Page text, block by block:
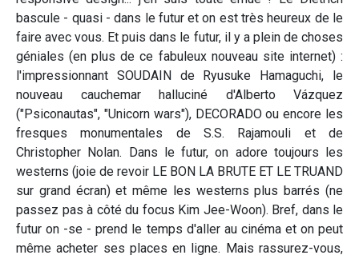
bascule - quasi - dans le futur et on est très heureux de le
faire avec vous. Et puis dans le futur, il y a plein de choses
géniales (en plus de ce fabuleux nouveau site internet) :
l'impressionnant SOUDAIN de Ryusuke Hamaguchi, le
nouveau cauchemar halluciné d'Alberto Vázquez
("Psiconautas", "Unicorn wars"), DECORADO ou encore les
fresques monumentales de S.S. Rajamouli et de
Christopher Nolan. Dans le futur, on adore toujours les
westerns (joie de revoir LE BON LA BRUTE ET LE TRUAND
sur grand écran) et même les westerns plus barrés (ne
passez pas à côté du focus Kim Jee-Woon). Bref, dans le
futur on -se - prend le temps d'aller au cinéma et on peut
même acheter ses places en ligne. Mais rassurez-vous,